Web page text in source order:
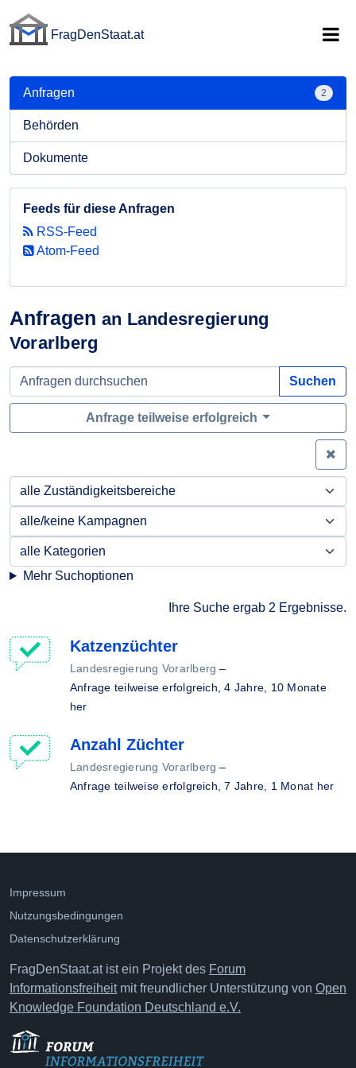
FragDenStaat.at
Anfragen an Landesregierung
Vorarlberg
Suchen
Anfrage teilweise erfolgreich
Mehr Suchoptionen
Ihre Suche ergab 2 Ergebnisse.
Katzenzüchter
Landesregierung Vorarlberg –
Anfrage teilweise erfolgreich,4 Jahre, 10 Monate
her
Anzahl Züchter
Landesregierung Vorarlberg –
Anfrage teilweise erfolgreich,7 Jahre, 1 Monat her
Anfragen 2
Behörden
Dokumente
Feeds für diese Anfragen
RSS-Feed
Atom-Feed
Impressum
Nutzungsbedingungen
Datenschutzerklärung
FragDenStaat.at ist ein Projekt des Forum
Informationsfreiheitmit freundlicher Unterstützung von Open
Knowledge Foundation Deutschland e.V.